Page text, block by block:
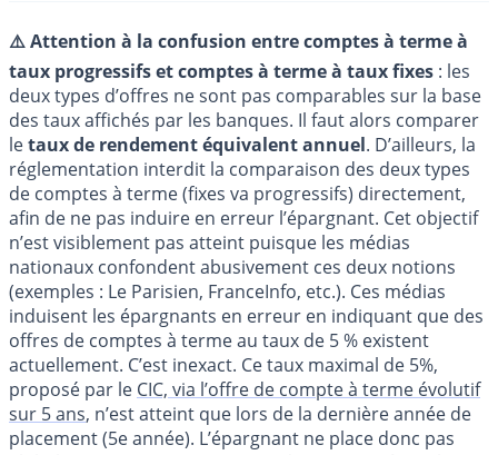
⚠️ Attention à la confusion entre comptes à terme à
taux progressifs et comptes à terme à taux fixes : les
deux types d’offres ne sont pas comparables sur la base
des taux affichés par les banques. Il faut alors comparer
letaux de rendement équivalent annuel. D’ailleurs, la
réglementation interdit la comparaison des deux types
de comptes à terme (fixes va progressifs) directement,
afin de ne pas induire en erreur l’épargnant. Cet objectif
n’est visiblement pas atteint puisque les médias
nationaux confondent abusivement ces deux notions
(exemples : Le Parisien, FranceInfo, etc.). Ces médias
induisent les épargnants en erreur en indiquant que des
offres de comptes à terme au taux de 5 % existent
actuellement. C’est inexact. Ce taux maximal de 5%,
proposé par le CIC, via l’offre de compte à terme évolutif
sur 5 ans, n’est atteint que lors de la dernière année de
placement (5e année). L’épargnant ne place donc pas